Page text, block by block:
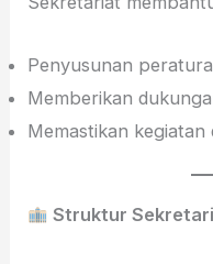
Penyusunan
Memberikan
Memastikan kegiatan
Struktur